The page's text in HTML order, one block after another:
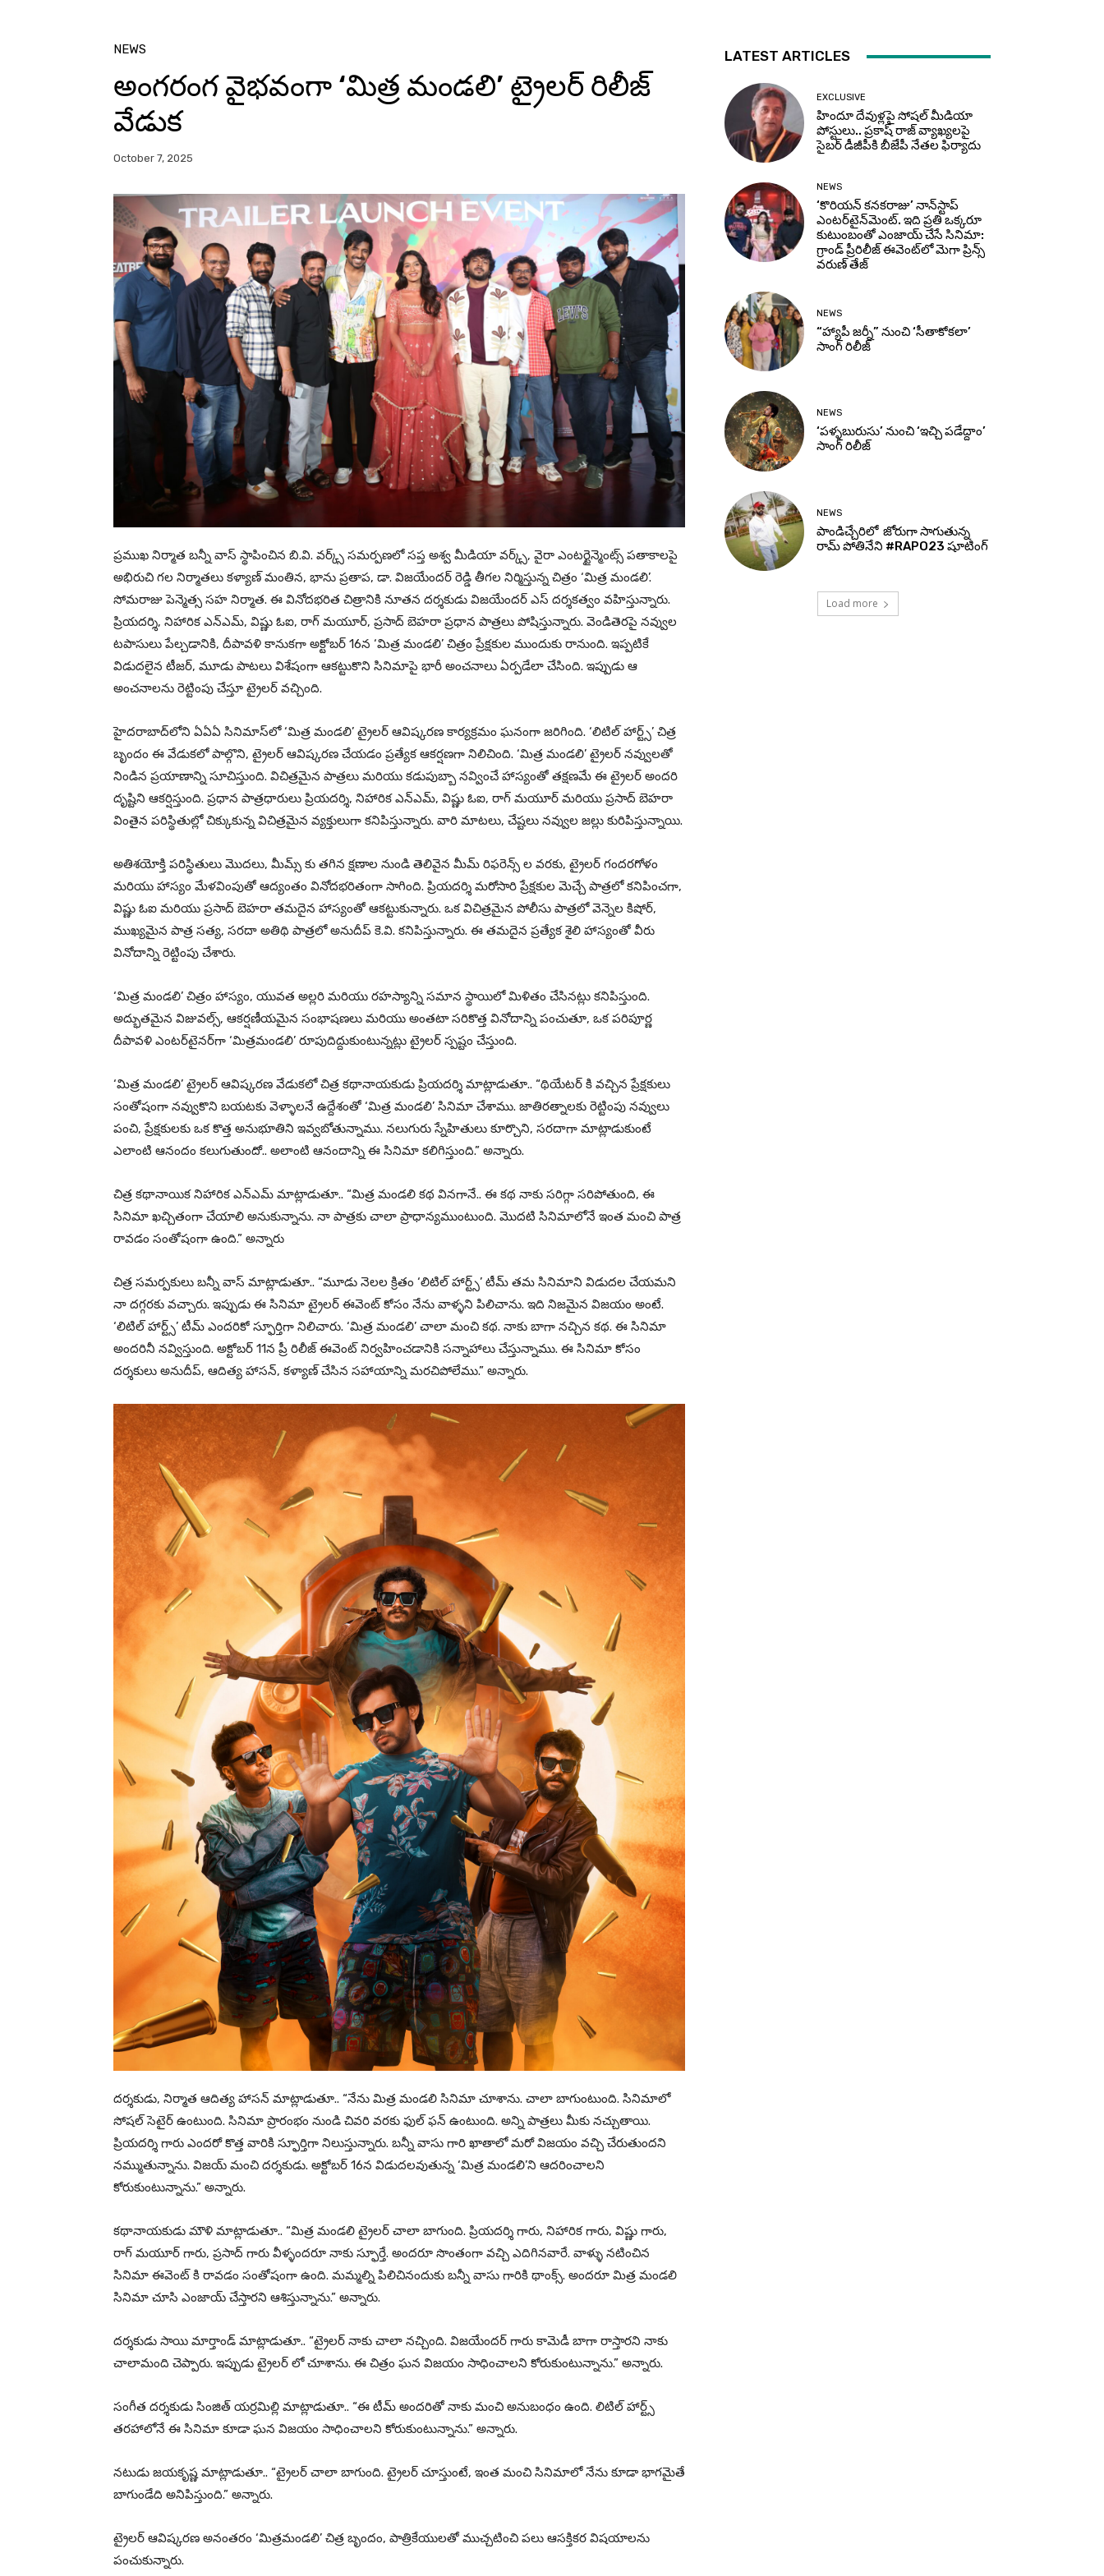
NEWS
అంగరంగ వైభవంగా ‘మిత్ర మండలి’ ట్రైలర్‌ రిలీజ్
వేడుక
October 7, 2025
ప్రముఖ నిర్మాత బన్నీ వాస్ స్థాపించిన బి.వి. వర్క్స్ సమర్పణలో సప్త అశ్వ మీడియా వర్క్స్, వైరా ఎంటర్టైన్మెంట్స్ పతాకాలపై
అభిరుచి గల నిర్మాతలు కళ్యాణ్ మంతిన, భాను ప్రతాప, డా. విజయేందర్ రెడ్డి తీగల నిర్మిస్తున్న చిత్రం ‘మిత్ర మండలి’.
సోమరాజు పెన్మెత్స సహ నిర్మాత. ఈ వినోదభరిత చిత్రానికి నూతన దర్శకుడు విజయేందర్ ఎస్ దర్శకత్వం వహిస్తున్నారు.
ప్రియదర్శి, నిహారిక ఎన్ఎమ్, విష్ణు ఓఐ, రాగ్ మయూర్, ప్రసాద్ బెహరా ప్రధాన పాత్రలు పోషిస్తున్నారు. వెండితెరపై నవ్వుల
టపాసులు పేల్చడానికి, దీపావళి కానుకగా అక్టోబర్ 16న ‘మిత్ర మండలి’ చిత్రం ప్రేక్షకుల ముందుకు రానుంది. ఇప్పటికే
విడుదలైన టీజర్, మూడు పాటలు విశేషంగా ఆకట్టుకొని సినిమాపై భారీ అంచనాలు ఏర్పడేలా చేసింది. ఇప్పుడు ఆ
అంచనాలను రెట్టింపు చేస్తూ ట్రైలర్ వచ్చింది.
హైదరాబాద్‌లోని ఏఏఏ సినిమాస్‌లో ‘మిత్ర మండలి’ ట్రైలర్‌ ఆవిష్కరణ కార్యక్రమం ఘనంగా జరిగింది. ‘లిటిల్ హార్ట్స్’ చిత్ర
బృందం ఈ వేడుకలో పాల్గొని, ట్రైలర్ ఆవిష్కరణ చేయడం ప్రత్యేక ఆకర్షణగా నిలిచింది. ‘మిత్ర మండలి’ ట్రైలర్ నవ్వులతో
నిండిన ప్రయాణాన్ని సూచిస్తుంది. విచిత్రమైన పాత్రలు మరియు కడుపుబ్బా నవ్వించే హాస్యంతో తక్షణమే ఈ ట్రైలర్ అందరి
దృష్టిని ఆకర్షిస్తుంది. ప్రధాన పాత్రధారులు ప్రియదర్శి, నిహారిక ఎన్ఎమ్, విష్ణు ఓఐ, రాగ్ మయూర్ మరియు ప్రసాద్ బెహరా
వింతైన పరిస్థితుల్లో చిక్కుకున్న విచిత్రమైన వ్యక్తులుగా కనిపిస్తున్నారు. వారి మాటలు, చేష్టలు నవ్వుల జల్లు కురిపిస్తున్నాయి.
అతిశయోక్తి పరిస్థితులు మొదలు, మీమ్స్ కు తగిన క్షణాల నుండి తెలివైన మీమ్ రిఫరెన్స్ ల వరకు, ట్రైలర్ గందరగోళం
మరియు హాస్యం మేళవింపుతో ఆద్యంతం వినోదభరితంగా సాగింది. ప్రియదర్శి మరోసారి ప్రేక్షకుల మెచ్చే పాత్రలో కనిపించగా,
విష్ణు ఓఐ మరియు ప్రసాద్ బెహరా తమదైన హాస్యంతో ఆకట్టుకున్నారు. ఒక విచిత్రమైన పోలీసు పాత్రలో వెన్నెల కిషోర్,
ముఖ్యమైన పాత్ర సత్య, సరదా అతిథి పాత్రలో అనుదీప్ కె.వి. కనిపిస్తున్నారు. ఈ తమదైన ప్రత్యేక శైలి హాస్యంతో వీరు
వినోదాన్ని రెట్టింపు చేశారు.
‘మిత్ర మండలి’ చిత్రం హాస్యం, యువత అల్లరి మరియు రహస్యాన్ని సమాన స్థాయిలో మిళితం చేసినట్లు కనిపిస్తుంది.
అద్భుతమైన విజువల్స్, ఆకర్షణీయమైన సంభాషణలు మరియు అంతటా సరికొత్త వినోదాన్ని పంచుతూ, ఒక పరిపూర్ణ
దీపావళి ఎంటర్‌టైనర్‌గా ‘మిత్రమండలి’ రూపుదిద్దుకుంటున్నట్లు ట్రైలర్ స్పష్టం చేస్తుంది.
‘మిత్ర మండలి’ ట్రైలర్‌ ఆవిష్కరణ వేడుకలో చిత్ర కథానాయకుడు ప్రియదర్శి మాట్లాడుతూ.. “థియేటర్ కి వచ్చిన ప్రేక్షకులు
సంతోషంగా నవ్వుకొని బయటకు వెళ్ళాలనే ఉద్దేశంతో ‘మిత్ర మండలి’ సినిమా చేశాము. జాతిరత్నాలకు రెట్టింపు నవ్వులు
పంచి, ప్రేక్షకులకు ఒక కొత్త అనుభూతిని ఇవ్వబోతున్నాము. నలుగురు స్నేహితులు కూర్చొని, సరదాగా మాట్లాడుకుంటే
ఎలాంటి ఆనందం కలుగుతుందో.. అలాంటి ఆనందాన్ని ఈ సినిమా కలిగిస్తుంది.” అన్నారు.
చిత్ర కథానాయిక నిహారిక ఎన్ఎమ్ మాట్లాడుతూ.. “మిత్ర మండలి కథ వినగానే.. ఈ కథ నాకు సరిగ్గా సరిపోతుంది, ఈ
సినిమా ఖచ్చితంగా చేయాలి అనుకున్నాను. నా పాత్రకు చాలా ప్రాధాన్యముంటుంది. మొదటి సినిమాలోనే ఇంత మంచి పాత్ర
రావడం సంతోషంగా ఉంది.” అన్నారు
చిత్ర సమర్పకులు బన్నీ వాస్ మాట్లాడుతూ.. “మూడు నెలల క్రితం ‘లిటిల్ హార్ట్స్’ టీమ్ తమ సినిమాని విడుదల చేయమని
నా దగ్గరకు వచ్చారు. ఇప్పుడు ఈ సినిమా ట్రైలర్ ఈవెంట్ కోసం నేను వాళ్ళని పిలిచాను. ఇది నిజమైన విజయం అంటే.
‘లిటిల్ హార్ట్స్’ టీమ్ ఎందరికో స్ఫూర్తిగా నిలిచారు. ‘మిత్ర మండలి’ చాలా మంచి కథ. నాకు బాగా నచ్చిన కథ. ఈ సినిమా
అందరినీ నవ్విస్తుంది. అక్టోబర్ 11న ప్రీ రిలీజ్ ఈవెంట్ నిర్వహించడానికి సన్నాహాలు చేస్తున్నాము. ఈ సినిమా కోసం
దర్శకులు అనుదీప్, ఆదిత్య హాసన్, కళ్యాణ్ చేసిన సహాయాన్ని మరచిపోలేము.” అన్నారు.
దర్శకుడు, నిర్మాత ఆదిత్య హాసన్ మాట్లాడుతూ.. “నేను మిత్ర మండలి సినిమా చూశాను. చాలా బాగుంటుంది. సినిమాలో
సోషల్ సెటైర్ ఉంటుంది. సినిమా ప్రారంభం నుండి చివరి వరకు ఫుల్ ఫన్ ఉంటుంది. అన్ని పాత్రలు మీకు నచ్చుతాయి.
ప్రియదర్శి గారు ఎందరో కొత్త వారికి స్ఫూర్తిగా నిలుస్తున్నారు. బన్నీ వాసు గారి ఖాతాలో మరో విజయం వచ్చి చేరుతుందని
నమ్ముతున్నాను. విజయ్ మంచి దర్శకుడు. అక్టోబర్ 16న విడుదలవుతున్న ‘మిత్ర మండలి’ని ఆదరించాలని
కోరుకుంటున్నాను.” అన్నారు.
కథానాయకుడు మౌళి మాట్లాడుతూ.. “మిత్ర మండలి ట్రైలర్ చాలా బాగుంది. ప్రియదర్శి గారు, నిహారిక గారు, విష్ణు గారు,
రాగ్ మయూర్ గారు, ప్రసాద్ గారు వీళ్ళందరూ నాకు స్ఫూర్తే. అందరూ సొంతంగా వచ్చి ఎదిగినవారే. వాళ్ళు నటించిన
సినిమా ఈవెంట్ కి రావడం సంతోషంగా ఉంది. మమ్మల్ని పిలిచినందుకు బన్నీ వాసు గారికి థాంక్స్. అందరూ మిత్ర మండలి
సినిమా చూసి ఎంజాయ్ చేస్తారని ఆశిస్తున్నాను.” అన్నారు.
దర్శకుడు సాయి మార్తాండ్ మాట్లాడుతూ.. “ట్రైలర్ నాకు చాలా నచ్చింది. విజయేందర్ గారు కామెడీ బాగా రాస్తారని నాకు
చాలామంది చెప్పారు. ఇప్పుడు ట్రైలర్ లో చూశాను. ఈ చిత్రం ఘన విజయం సాధించాలని కోరుకుంటున్నాను.” అన్నారు.
సంగీత దర్శకుడు సింజిత్ యర్రమిల్లి మాట్లాడుతూ.. “ఈ టీమ్ అందరితో నాకు మంచి అనుబంధం ఉంది. లిటిల్ హార్ట్స్
తరహాలోనే ఈ సినిమా కూడా ఘన విజయం సాధించాలని కోరుకుంటున్నాను.” అన్నారు.
నటుడు జయకృష్ణ మాట్లాడుతూ.. “ట్రైలర్ చాలా బాగుంది. ట్రైలర్ చూస్తుంటే, ఇంత మంచి సినిమాలో నేను కూడా భాగమైతే
బాగుండేది అనిపిస్తుంది.” అన్నారు.
ట్రైలర్‌ ఆవిష్కరణ అనంతరం ‘మిత్రమండలి’ చిత్ర బృందం, పాత్రికేయులతో ముచ్చటించి పలు ఆసక్తికర విషయాలను
పంచుకున్నారు.
LATEST ARTICLES
EXCLUSIVE
హిందూ దేవుళ్లపై సోషల్ మీడియా
పోస్టులు.. ప్రకాష్ రాజ్ వ్యాఖ్యలపై
సైబర్ డీజీపీకి బీజేపీ నేతల ఫిర్యాదు
NEWS
‘కొరియన్ కనకరాజు’ నాన్‌స్టాప్
ఎంటర్‌టైన్‌మెంట్. ఇది ప్రతి ఒక్కరూ
కుటుంబంతో ఎంజాయ్ చేసే సినిమా:
గ్రాండ్ ప్రీరిలీజ్ ఈవెంట్‌లో మెగా ప్రిన్స్
వరుణ్ తేజ్
NEWS
“హ్యాపీ జర్నీ” నుంచి ‘సీతాకోకలా’
సాంగ్ రిలీజ్
NEWS
‘పళ్ళబురుసు’ నుంచి ‘ఇచ్చి పడేద్దాం’
సాంగ్ రిలీజ్
NEWS
పాండిచ్చేరిలో జోరుగా సాగుతున్న
రామ్ పోతినేని #RAPO23 షూటింగ్
Load more